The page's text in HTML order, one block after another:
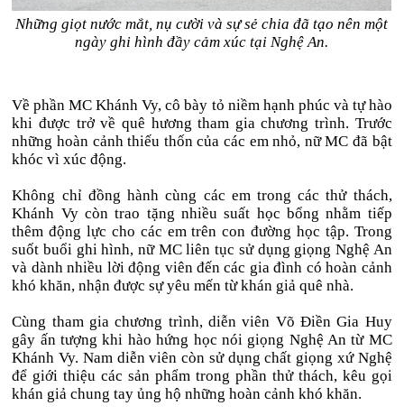
Những giọt nước mắt, nụ cười và sự sẻ chia đã tạo nên một
ngày ghi hình đầy cảm xúc tại Nghệ An.
Về phần MC Khánh Vy, cô bày tỏ niềm hạnh phúc và tự hào
khi được trở về quê hương tham gia chương trình. Trước
những hoàn cảnh thiếu thốn của các em nhỏ, nữ MC đã bật
khóc vì xúc động.
Không chỉ đồng hành cùng các em trong các thử thách,
Khánh Vy còn trao tặng nhiều suất học bổng nhằm tiếp
thêm động lực cho các em trên con đường học tập. Trong
suốt buổi ghi hình, nữ MC liên tục sử dụng giọng Nghệ An
và dành nhiều lời động viên đến các gia đình có hoàn cảnh
khó khăn, nhận được sự yêu mến từ khán giả quê nhà.
Cùng tham gia chương trình, diễn viên Võ Điền Gia Huy
gây ấn tượng khi hào hứng học nói giọng Nghệ An từ MC
Khánh Vy. Nam diễn viên còn sử dụng chất giọng xứ Nghệ
để giới thiệu các sản phẩm trong phần thử thách, kêu gọi
khán giả chung tay ủng hộ những hoàn cảnh khó khăn.